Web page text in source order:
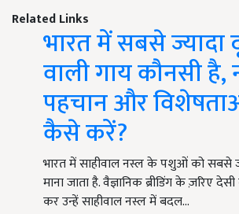
Related Links
भारत में सबसे ज्यादा
वाली गाय कौनसी
पहचान और
कैसे करें?
भारत में साहीवाल नस्ल के पशुओं को सबसे
माना जाता है. वैज्ञानिक ब्रीडिंग के ज़रिए
कर उन्हें साहीवाल नस्ल में बदल…